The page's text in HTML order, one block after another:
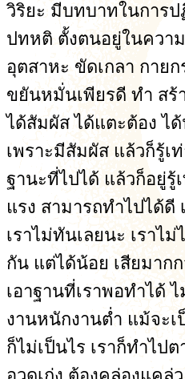
วิริยะ มีบทบาทในการ
ปทหติ ตั้งตนอยู่ในควา
อุตสาหะ ขัดเกลา กาย
ขยันหมั่นเพียรดี ทำ สร้
ได้สัมผัส ได้แตะต้อง ไ
เพราะมีสัมผัส แล้วก็รู้เ
ฐานะที่ไปได้ แล้วก็อยู่รู้
แรง สามารถทำไปได้ดี
เราไม่ทันเลยนะ เราไ
กัน แต่ได้น้อย เสียมากก
เอาฐานที่เราพอทำได้
งานหนักงานต่ำ แม้จะเ
ก็ไม่เป็นไร เราก็ทำไป